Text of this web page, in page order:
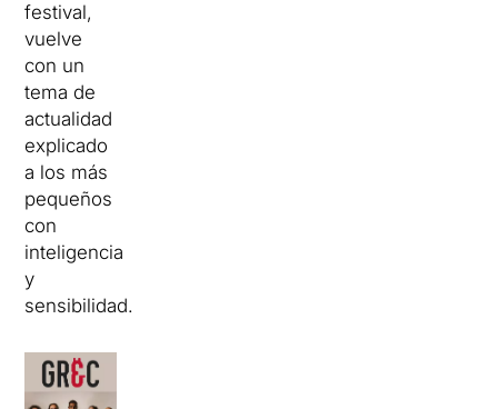
festival,
vuelve
con un
tema de
actualidad
explicado
a los más
pequeños
con
inteligencia
y
sensibilidad.